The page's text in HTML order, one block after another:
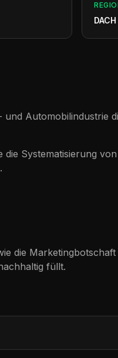
DACH
Automobilindustrie
die Systematisierung
die
füllt.